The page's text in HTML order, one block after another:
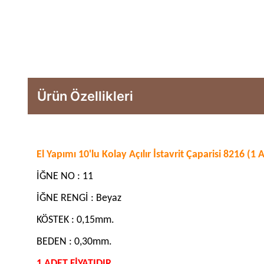
Ürün Özellikleri
El Yapımı 10'lu Kolay Açılır İstavrit Çaparisi 8216 (1
İĞNE NO : 11
İĞNE RENGİ : Beyaz
KÖSTEK : 0,15mm.
BEDEN : 0,30mm.